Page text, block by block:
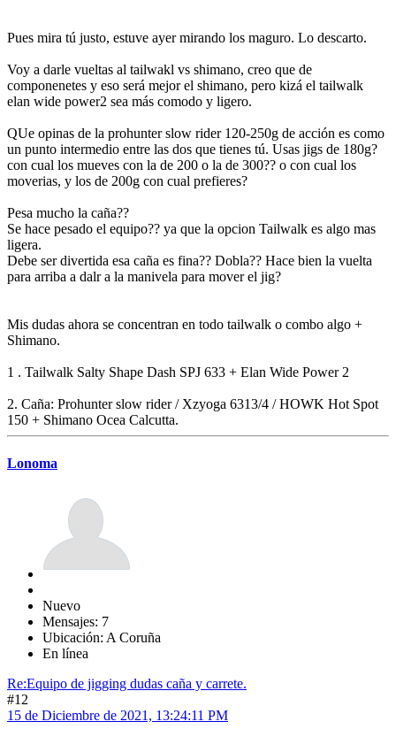
Pues mira tú justo, estuve ayer mirando los maguro. Lo descarto.
Voy a darle vueltas al tailwakl vs shimano, creo que de
componenetes y eso será mejor el shimano, pero kizá el tailwalk
elan wide power2 sea más comodo y ligero.
QUe opinas de la prohunter slow rider 120-250g de acción es como
un punto intermedio entre las dos que tienes tú. Usas jigs de 180g?
con cual los mueves con la de 200 o la de 300?? o con cual los
moverias, y los de 200g con cual prefieres?
Pesa mucho la caña??
Se hace pesado el equipo?? ya que la opcion Tailwalk es algo mas
ligera.
Debe ser divertida esa caña es fina?? Dobla?? Hace bien la vuelta
para arriba a dalr a la manivela para mover el jig?
Mis dudas ahora se concentran en todo tailwalk o combo algo +
Shimano.
1 . Tailwalk Salty Shape Dash SPJ 633 + Elan Wide Power 2
2. Caña: Prohunter slow rider / Xzyoga 6313/4 / HOWK Hot Spot
150 + Shimano Ocea Calcutta.
Lonoma
Nuevo
Mensajes: 7
Ubicación: A Coruña
En línea
Re:Equipo de jigging dudas caña y carrete.
#12
15 de Diciembre de 2021, 13:24:11 PM